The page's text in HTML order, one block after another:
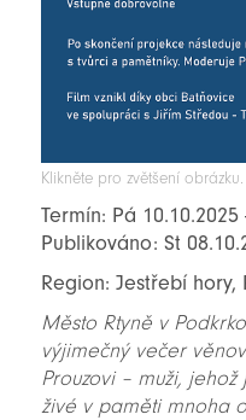
Klikněte pro zvětšení obrázku.
Termín: Pá
Publikováno: St
Region: Jestřebí hory,
Město Rtyně v
výjimečný večer
Prouzovi – muži,
živé v paměti mnoha